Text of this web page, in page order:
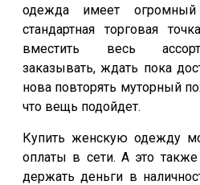
одежда имеет огромный
стандартная торговая
вместить весь
заказывать, ждать пока
нова повторять муторный
что вещь подойдет.
Купить женскую одежду
оплаты в сети. А это
держать деньги в